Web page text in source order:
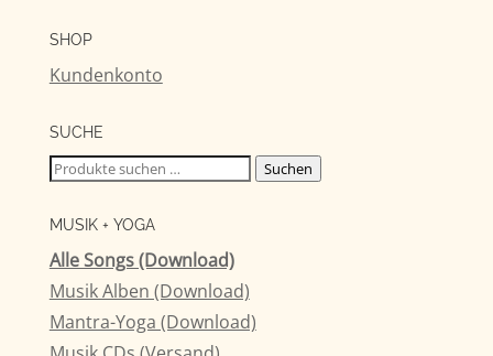
SHOP
Kundenkonto
SUCHE
Suchen
Suchen
MUSIK + YOGA
Alle Songs (Download)
Musik Alben (Download)
Mantra-Yoga (Download)